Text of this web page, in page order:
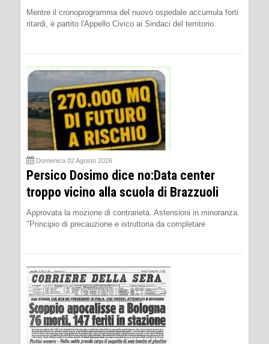
Mentre il cronoprogramma del nuovo ospedale accumula forti
ritardi, è partito l'Appello Civico ai Sindaci del territorio.
Domenica 02 Agosto 2026
Persico Dosimo dice no:Data center
troppo vicino alla scuola di Brazzuoli
Approvata la mozione di contrarietà. Astensioni in minoranza.
"Principio di precauzione e istruttoria da completare